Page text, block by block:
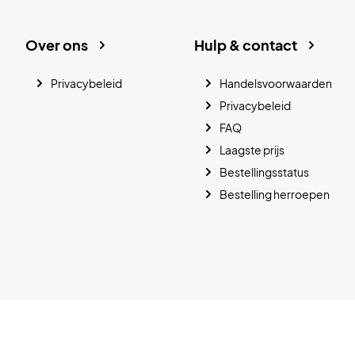
Hulp & contact
Handelsvoorwaarden
Privacybeleid
FAQ
Laagste prijs
Bestellingsstatus
Bestelling herroepen
Over ons
Privacybeleid